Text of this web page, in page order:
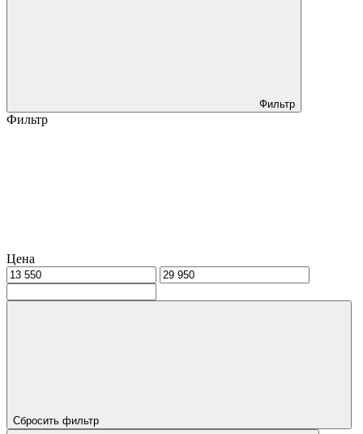
Фильтр
Фильтр
Цена
Сбросить фильтр